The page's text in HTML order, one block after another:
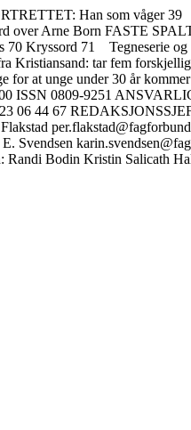
Han som våger
over Arne Born FASTE
70 Kryssord 71 Tegneserie
tar fem
at unge under 30 år
00 ISSN 0809-9251
06 44 67
Svendsen
Randi Bodin Kristin Salicath